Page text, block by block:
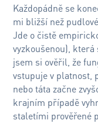
Každopádně se
mi bližší než
Jde o čistě
vyzkoušenou),
jsem si ověřil, že
vstupuje v platnost,
nebo táta začne
krajním případě
staletími prověřené